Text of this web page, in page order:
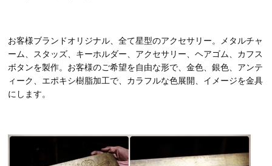
お客様ブランドオリジナル、全て星型のアクセサリー。メタルチャ
ーム、スタッズ、キーホルダー、アクセサリー、ヘアゴム、カフス
ボタンを製作。お客様のご希望を自由な形で、金色、銀色、アンテ
ィーク、エポキシ樹脂加工で、カラフルな色展開、イメージを金具
にします。